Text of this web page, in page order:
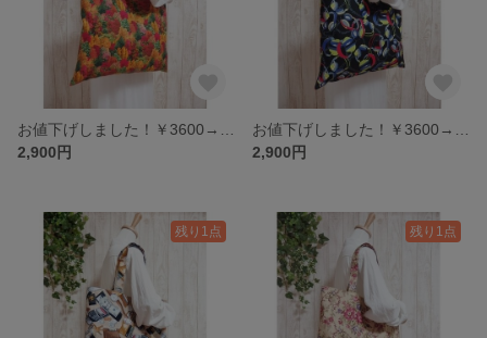
2,900円
2,900円
残り1点 残り1点